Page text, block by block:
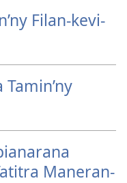
Filan-kevi-
Maneran-